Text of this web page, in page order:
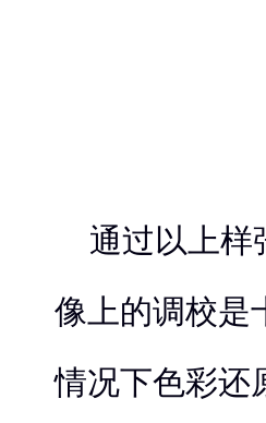
通过以上样
像上的调校是
情况下色彩还